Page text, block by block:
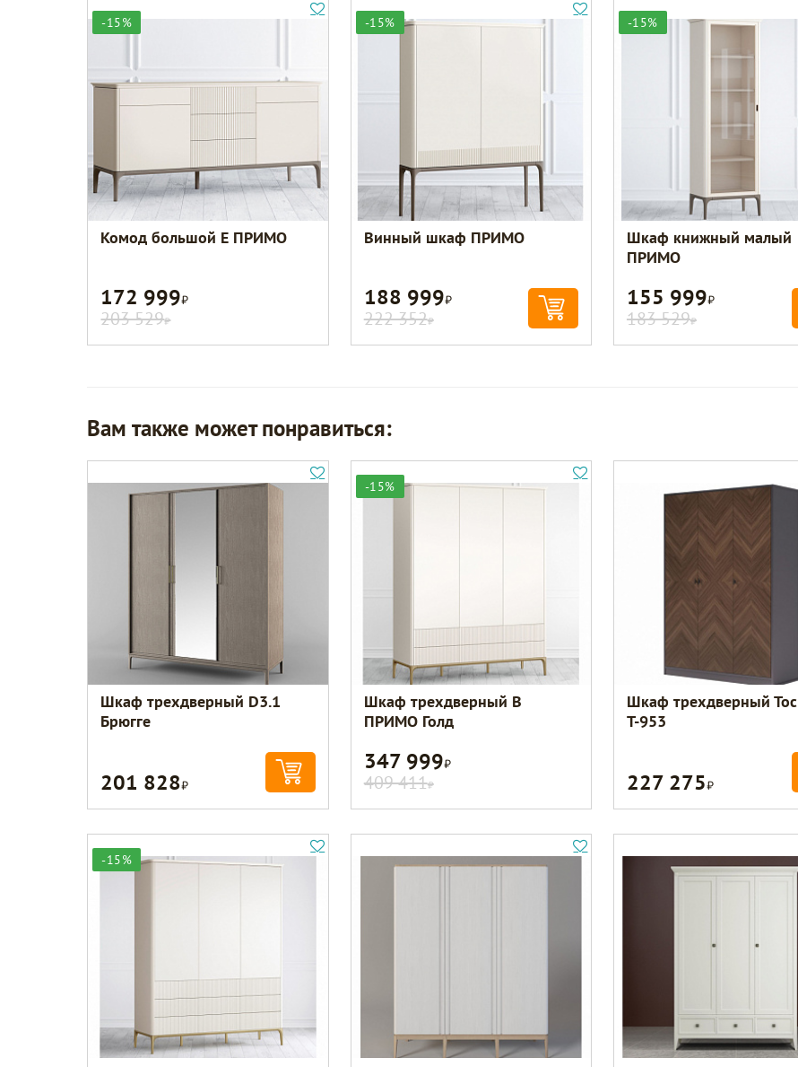
-15%
Комод большой E ПРИМО
172 999Р
203 529Р
-15%
Винный шкаф ПРИМО
188 999Р
222 352Р
-15%
Шкаф книжный малый
ПРИМО
155 999Р
183 529Р
Вам также может понравиться:
Шкаф трехдверный D3.1
Брюгге
201 828Р
-15%
Шкаф трехдверный B
ПРИМО Голд
347 999Р
409 411Р
Шкаф трехдверный
Т-953
227 275Р
-15%